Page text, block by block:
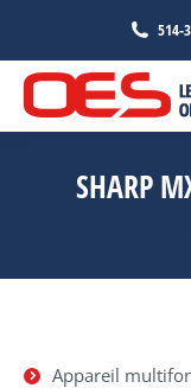
514-
SHARP
Appareil